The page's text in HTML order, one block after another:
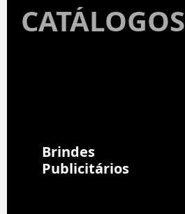
CATÁLOGOS
Brindes
Publicitários